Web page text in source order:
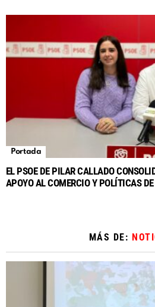
Portada
EL PSOE DE PILAR CALLADO
APOYO AL COMERCIO Y POLÍTICAS
MÁS DE: